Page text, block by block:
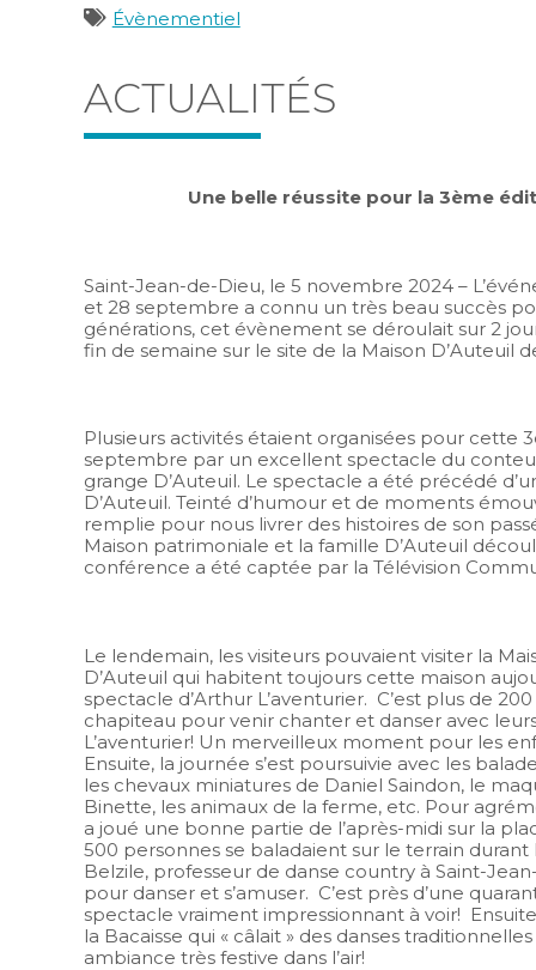
Catégories
Évènementiel
ACTUALITÉS
Une belle réussite pour la 3ème
Saint-Jean-de-Dieu, le 5 novembre 2024 –
et 28 septembre a connu un très beau succès
générations, cet évènement se déroulait sur 2
fin de semaine sur le site de la Maison D’Auteuil
Plusieurs activités étaient organisées pour cette
septembre par un excellent spectacle du
grange D’Auteuil. Le spectacle a été précédé
D’Auteuil. Teinté d’humour et de moments
remplie pour nous livrer des histoires de son
Maison patrimoniale et la famille D’Auteuil
conférence a été captée par la Télévision
Le lendemain, les visiteurs pouvaient visiter la
D’Auteuil qui habitent toujours cette maison
spectacle d’Arthur L’aventurier. C’est plus de
chapiteau pour venir chanter et danser avec
L’aventurier! Un merveilleux moment pour les
Ensuite, la journée s’est poursuivie avec les
les chevaux miniatures de Daniel Saindon, le
Binette, les animaux de la ferme, etc. Pour
a joué une bonne partie de l’après-midi sur la
500 personnes se baladaient sur le terrain durant
Belzile, professeur de danse country à Saint-
pour danser et s’amuser. C’est près d’une
spectacle vraiment impressionnant à voir!
la Bacaisse qui « câlait » des danses
ambiance très festive dans l’air!
AGROALIMENTAIRE DANS LA
PUBLIÉ LE 30 JUIN 2026
la relève de découvrir le territoire et de faire des